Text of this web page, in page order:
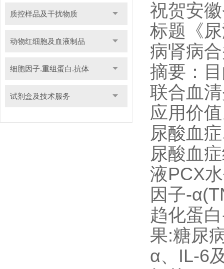
质控样品及干扰物质
动物红细胞及血液制品
细胞因子.重组蛋白.抗体
试剂盒及技术服务
祝贺安
标题《
病肾病
摘要：
联合血
应用价
尿酸血
尿酸血
液PCX
因子-
趋化蛋
果:糖尿
α、IL-6